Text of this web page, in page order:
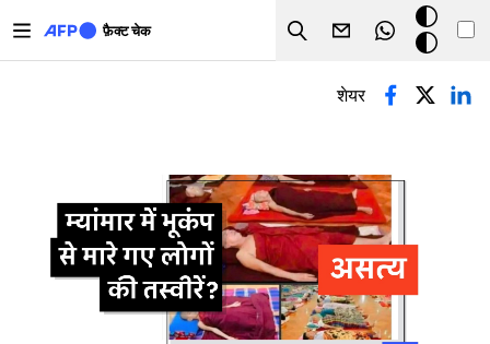
फ़ैक्ट चेक
Search
डार्क
मोड
प्राथमिक टैब्स
शेयर